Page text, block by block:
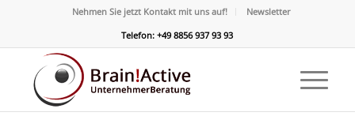
Nehmen Sie jetzt Kontakt mit uns auf!
Newsletter
Telefon: +49 8856 937 93 93